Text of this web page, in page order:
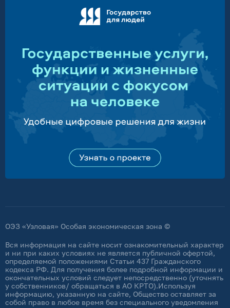
ОЭЗ «Узловая» Особая экономическая зона ©
Вся информация на сайте носит ознакомительный характер
и ни при каких условиях не является публичной офертой,
определяемой положениями Статьи 437 Гражданского
кодекса РФ. Для получения более подробной информации и
окончательных условий следует непосредственно (уточнять
у собственников/ обращаться в АО КРТО).Используя
информацию, указанную на сайте, Общество оставляет за
собой право в любое время без специального уведомления